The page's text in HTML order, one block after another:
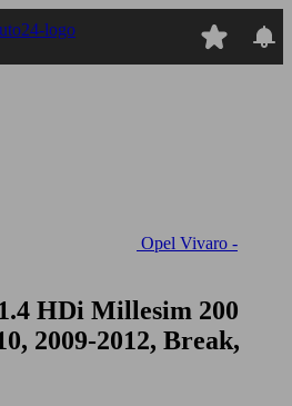
Opel Vivaro -
HDi Millesim 200
2009-2012, Break,